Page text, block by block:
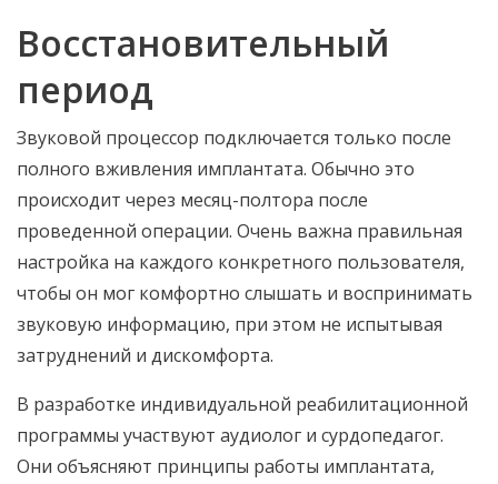
Восстановительный
период
Звуковой процессор подключается только после
полного вживления имплантата. Обычно это
происходит через месяц-полтора после
проведенной операции. Очень важна правильная
настройка на каждого конкретного пользователя,
чтобы он мог комфортно слышать и воспринимать
звуковую информацию, при этом не испытывая
затруднений и дискомфорта.
В разработке индивидуальной реабилитационной
программы участвуют аудиолог и сурдопедагог.
Они объясняют принципы работы имплантата,